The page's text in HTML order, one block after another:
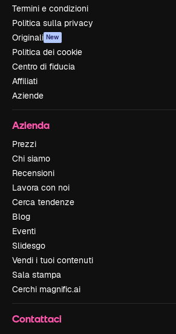
Termini e condizioni
Politica sulla privacy
Originali New
Politica dei cookie
Centro di fiducia
Affiliati
Aziende
Azienda
Prezzi
Chi siamo
Recensioni
Lavora con noi
Cerca tendenze
Blog
Eventi
Slidesgo
Vendi i tuoi contenuti
Sala stampa
Cerchi magnific.ai
Contattaci